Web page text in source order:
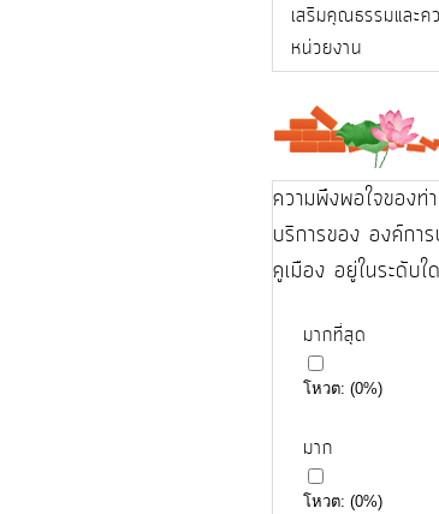
เสริมคุณธรรมและค
หน่วยงาน
ความพึงพอใจของท่
บริการของ องค์กา
คูเมือง อยู่ในระดับใ
มากที่สุด
โหวต: (0%)
มาก
โหวต: (0%)